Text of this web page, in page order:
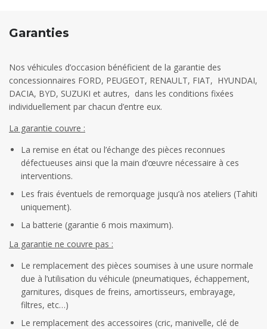
Garanties
Nos véhicules d’occasion bénéficient de la garantie des
concessionnaires FORD, PEUGEOT, RENAULT, FIAT, HYUNDAI,
DACIA, BYD, SUZUKI et autres, dans les conditions fixées
individuellement par chacun d’entre eux.
La garantie couvre :
La remise en état ou l’échange des pièces reconnues
défectueuses ainsi que la main d’œuvre nécessaire à ces
interventions.
Les frais éventuels de remorquage jusqu’à nos ateliers (Tahiti
uniquement).
La batterie (garantie 6 mois maximum).
La garantie ne couvre pas :
Le remplacement des pièces soumises à une usure normale
due à l’utilisation du véhicule (pneumatiques, échappement,
garnitures, disques de freins, amortisseurs, embrayage,
filtres, etc…)
Le remplacement des accessoires (cric, manivelle, clé de